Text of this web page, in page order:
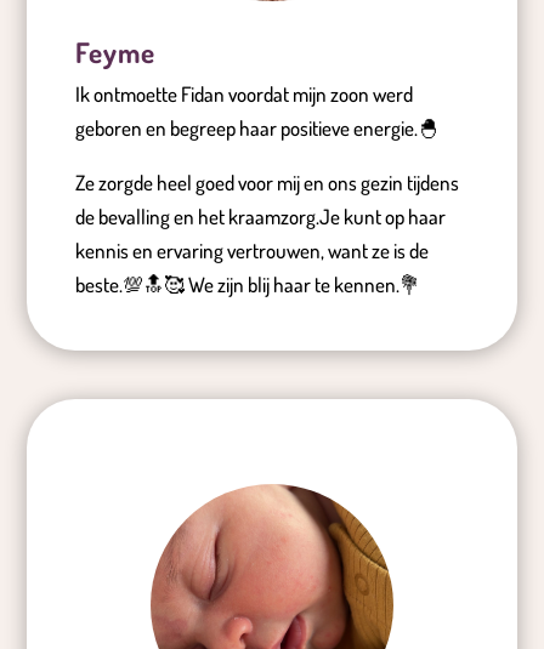
Feyme
Ik ontmoette Fidan voordat mijn zoon werd
geboren en begreep haar positieve energie.🐣
Ze zorgde heel goed voor mij en ons gezin tijdens
de bevalling en het kraamzorg.Je kunt op haar
kennis en ervaring vertrouwen, want ze is de
beste.💯🔝🥰 We zijn blij haar te kennen.💐